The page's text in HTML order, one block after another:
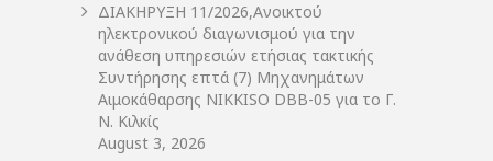
ΔIΑΚΗΡΥΞΗ 11/2026,Ανοικτού
ηλεκτρονικού διαγωνισμού για την
ανάθεση υπηρεσιών ετήσιας τακτικής
Συντήρησης επτά (7) Μηχανημάτων
Αιμοκάθαρσης NIKKISO DBB-05 για το Γ.
Ν. Κιλκίς
August 3, 2026